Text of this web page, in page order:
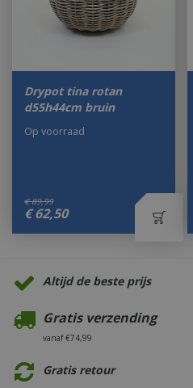
Drypot tina rotan
d55h44cm bruin
€ 89,99
€ 62,50
Op voorraad
Altijd de beste prijs
Gratis verzending
vanaf €74,99
Gratis retour